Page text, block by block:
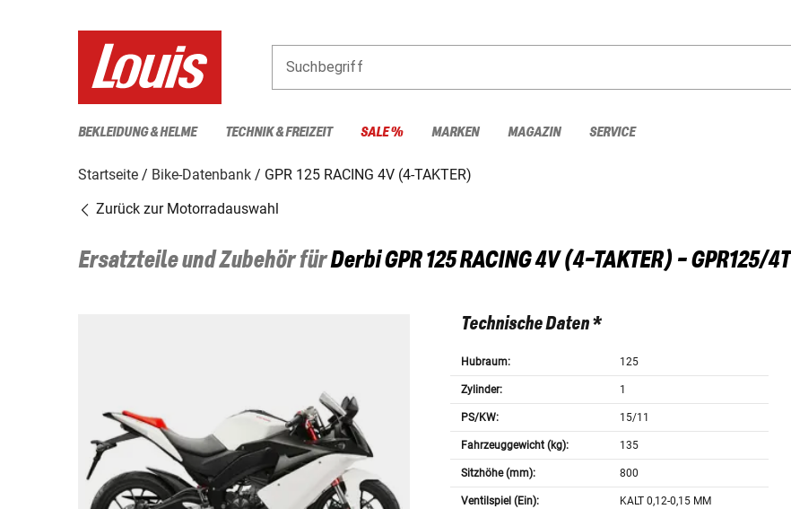
Suchbegriff
BEKLEIDUNG & HELME TECHNIK & FREIZEIT SALE % MARKEN MAGAZIN SERVICE
Startseite Bike-Datenbank
GPR 125 RACING 4V (4-TAKTER)
Zurück zur Motorradauswahl
Ersatzteile und Zubehör fürDerbiGPR 125 RACING 4V (4-TAKTER) - GPR125/4T
Technische Daten *
Hubraum: 125
Zylinder: 1
PS/KW: 15/11
Fahrzeuggewicht (kg): 135
Sitzhöhe (mm): 800
Ventilspiel (Ein): KALT 0,12-0,15 MM